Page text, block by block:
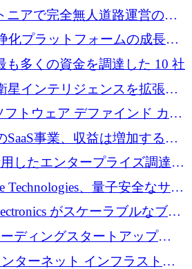
ーズ B を拡大
ニアで完全無人道路運営の承
化プラットフォームの成長に
確保
も多くの資金を調達した 10 社
星インテリジェンスを拡張す
ーロの信用枠を確保
フトウェア デファインド カメ
を拡張するためにシリーズ A
を調達
SaaS事業、収益は増加するも
減少
したエンタープライズ調達プ
を拡大するために 4,000 万ド
Technologies、量子安全なサイ
ィ インフラストラクチャの拡
がスケーラブルなブレ
ター インターフェイスのため
調達
ディングスタートアップ
ーズ A 投資で 2,000 万ドルを
ターネット インフラストラ